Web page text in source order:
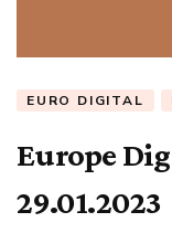
EURO DIGITAL
Europe
29.01.2023